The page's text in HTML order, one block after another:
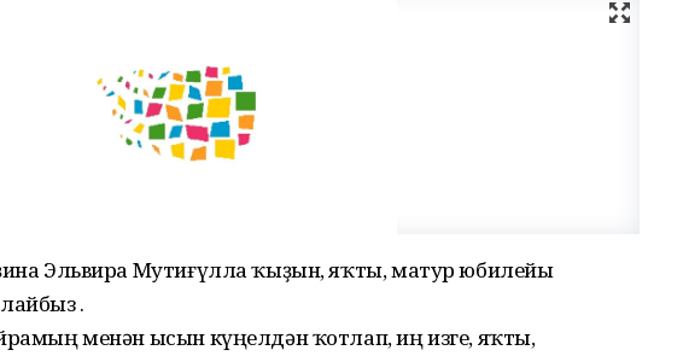
Эльвира Мутиғүлла ҡыҙын, яҡты, матур юбилейы
.
менән ысын күңелдән ҡотлап, иң изге, яҡты,